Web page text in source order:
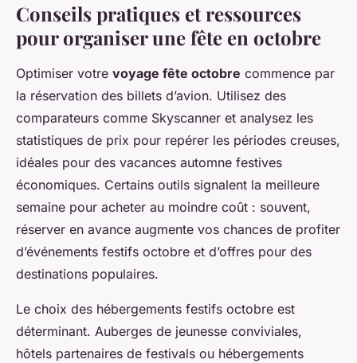
Conseils pratiques et ressources
pour organiser une fête en octobre
Optimiser votre voyage fête octobre commence par
la réservation des billets d’avion. Utilisez des
comparateurs comme Skyscanner et analysez les
statistiques de prix pour repérer les périodes creuses,
idéales pour des vacances automne festives
économiques. Certains outils signalent la meilleure
semaine pour acheter au moindre coût : souvent,
réserver en avance augmente vos chances de profiter
d’événements festifs octobre et d’offres pour des
destinations populaires.
Le choix des hébergements festifs octobre est
déterminant. Auberges de jeunesse conviviales,
hôtels partenaires de festivals ou hébergements